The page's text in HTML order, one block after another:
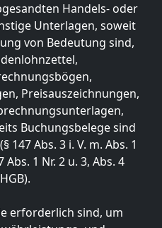
Handels- oder
Unterlagen, soweit
von Bedeutung sind,
Preisauszeichnungen,
Buchungsbelege sind
147 Abs. 3 i. V. m. Abs. 1
Abs. 1 Nr. 2 u. 3, Abs. 4
HGB).
erforderlich sind, um